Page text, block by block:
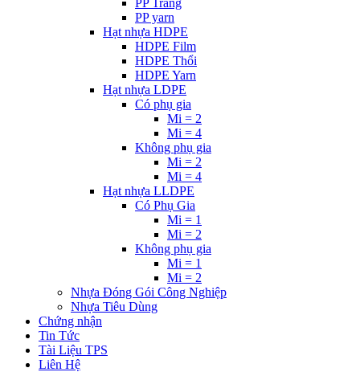
PP Tráng
PP yarn
Hạt nhựa HDPE
HDPE Film
HDPE Thổi
HDPE Yarn
Hạt nhựa LDPE
Có phụ gia
Mi = 2
Mi = 4
Không phụ gia
Mi = 2
Mi = 4
Hạt nhựa LLDPE
Có Phụ Gia
Mi = 1
Mi = 2
Không phụ gia
Mi = 1
Mi = 2
Nhựa Đóng Gói Công Nghiệp
Nhựa Tiêu Dùng
Chứng nhận
Tin Tức
Tài Liệu TPS
Liên Hệ